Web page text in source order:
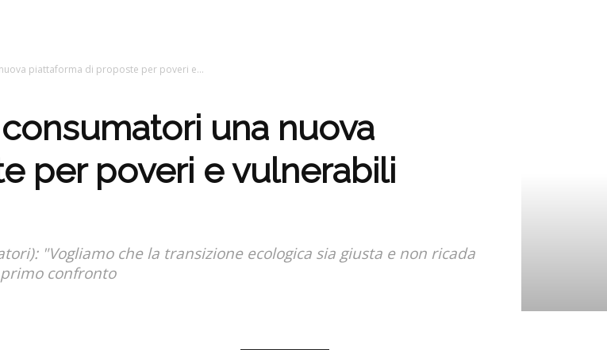
piattaforma di proposte per poveri e...
una nuova
per poveri e vulnerabili
"Vogliamo che la transizione ecologica sia giusta e non ricada
confronto